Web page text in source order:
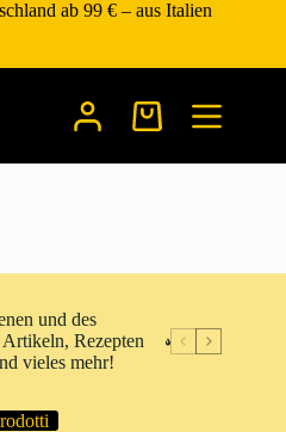
ab 99 € – aus Italien
Warenkorb
und des
Rezepten
vieles mehr!